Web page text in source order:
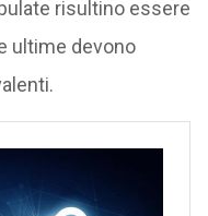
risultino essere
ultime devono